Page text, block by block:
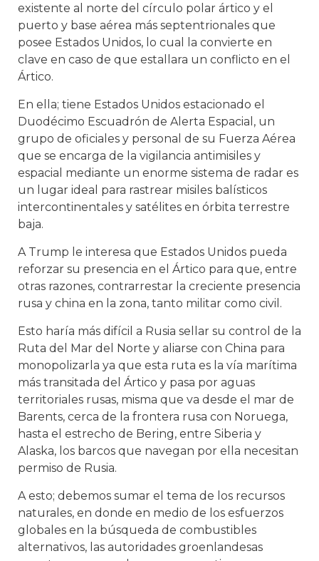
existente al norte del círculo polar ártico y el
puerto y base aérea más septentrionales que
posee Estados Unidos, lo cual la convierte en
clave en caso de que estallara un conflicto en el
Ártico.
En ella; tiene Estados Unidos estacionado el
Duodécimo Escuadrón de Alerta Espacial, un
grupo de oficiales y personal de su Fuerza Aérea
que se encarga de la vigilancia antimisiles y
espacial mediante un enorme sistema de radar es
un lugar ideal para rastrear misiles balísticos
intercontinentales y satélites en órbita terrestre
baja.
A Trump le interesa que Estados Unidos pueda
reforzar su presencia en el Ártico para que, entre
otras razones, contrarrestar la creciente presencia
rusa y china en la zona, tanto militar como civil.
Esto haría más difícil a Rusia sellar su control de la
Ruta del Mar del Norte y aliarse con China para
monopolizarla ya que esta ruta es la vía marítima
más transitada del Ártico y pasa por aguas
territoriales rusas, misma que va desde el mar de
Barents, cerca de la frontera rusa con Noruega,
hasta el estrecho de Bering, entre Siberia y
Alaska, los barcos que navegan por ella necesitan
permiso de Rusia.
A esto; debemos sumar el tema de los recursos
naturales, en donde en medio de los esfuerzos
globales en la búsqueda de combustibles
alternativos, las autoridades groenlandesas